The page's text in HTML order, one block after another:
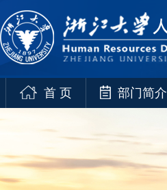
首 页 部门简介